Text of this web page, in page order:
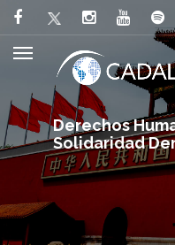
Derechos
Solidaridad